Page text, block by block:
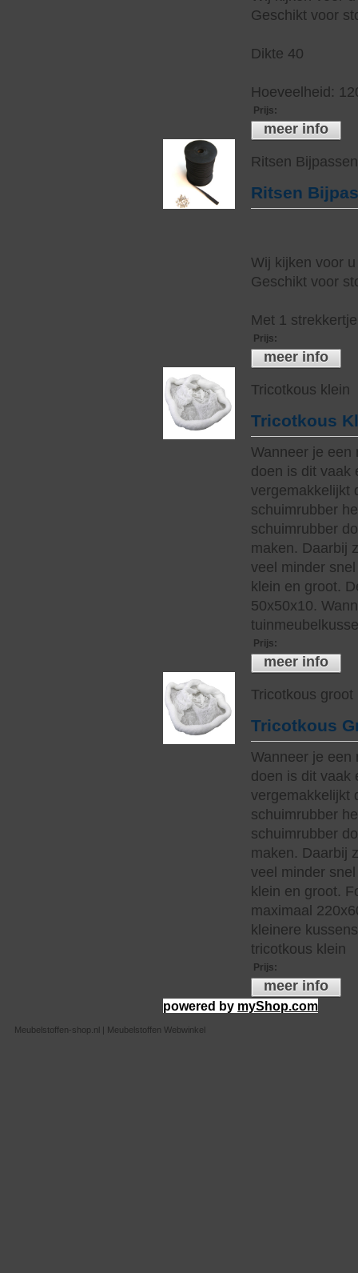
Geschikt voor
Dikte 40
Hoeveelheid:
Prijs:
meer info
Ritsen
Ritsen
Wij kijken voor
Geschikt voor
Met 1
Prijs:
meer info
Tricotkous klein
Tricotkous
Wanneer je een
doen is dit vaak
vergemakkelijkt
schuimrubber
schuimrubber
maken. Daarbij
veel minder
klein en groot.
50x50x10.
Prijs:
meer info
Tricotkous groot
Tricotkous
Wanneer je een
doen is dit vaak
vergemakkelijkt
schuimrubber
schuimrubber
maken. Daarbij
veel minder
klein en groot.
maximaal
kleinere
tricotkous klein
Prijs:
meer info
powered by myShop.com
Meubelstoffen-shop.nl | Meubelstoffen Webwinkel